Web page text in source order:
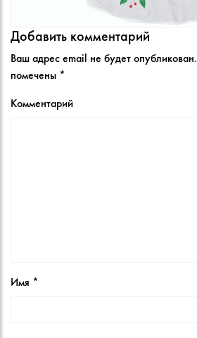
Добавить комментарий
Ваш адрес email не будет опубликован.
помечены *
Комментарий
Имя *